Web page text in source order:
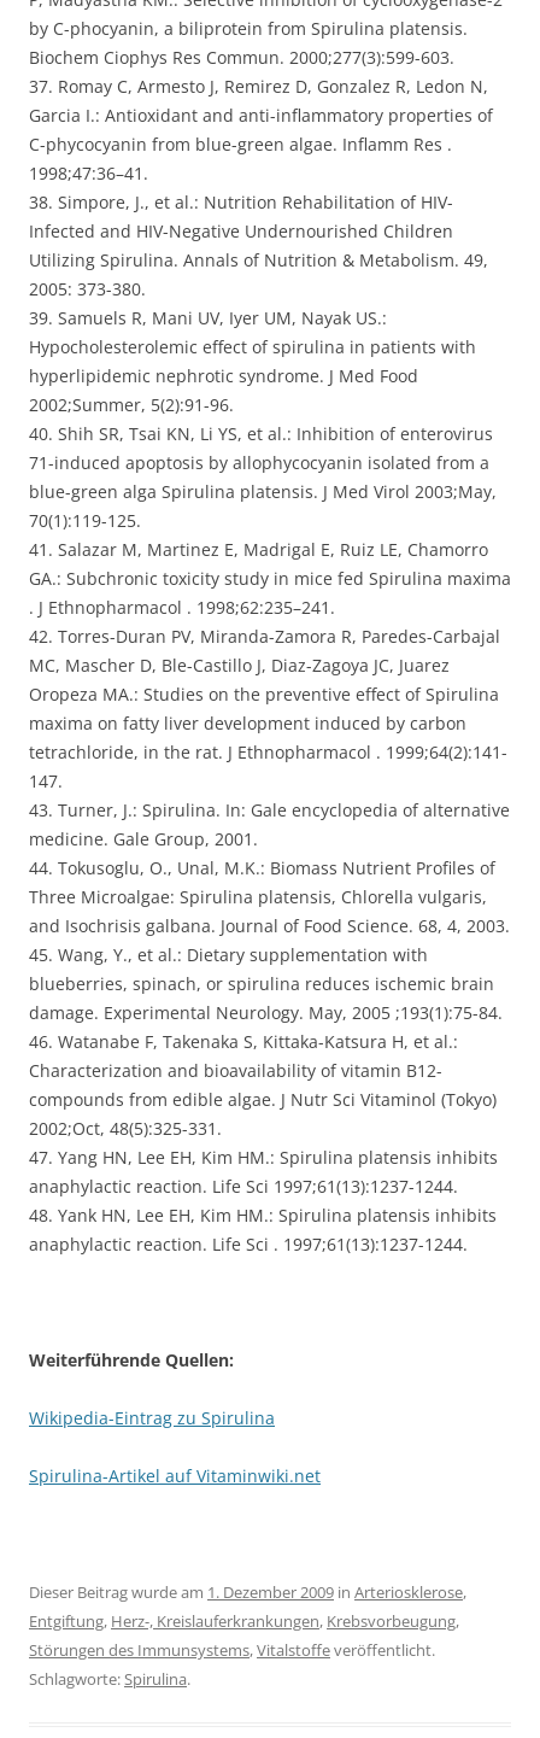
by C-phocyanin, a biliprotein from Spirulina platensis.
Biochem Ciophys Res Commun. 2000;277(3):599-603.
37. Romay C, Armesto J, Remirez D, Gonzalez R, Ledon N,
Garcia I.: Antioxidant and anti-inflammatory properties of
C-phycocyanin from blue-green algae. Inflamm Res .
1998;47:36–41.
38. Simpore, J., et al.: Nutrition Rehabilitation of HIV-
Infected and HIV-Negative Undernourished Children
Utilizing Spirulina. Annals of Nutrition & Metabolism. 49,
2005: 373-380.
39. Samuels R, Mani UV, Iyer UM, Nayak US.:
Hypocholesterolemic effect of spirulina in patients with
hyperlipidemic nephrotic syndrome. J Med Food
2002;Summer, 5(2):91-96.
40. Shih SR, Tsai KN, Li YS, et al.: Inhibition of enterovirus
71-induced apoptosis by allophycocyanin isolated from a
blue-green alga Spirulina platensis. J Med Virol 2003;May,
70(1):119-125.
41. Salazar M, Martinez E, Madrigal E, Ruiz LE, Chamorro
GA.: Subchronic toxicity study in mice fed Spirulina maxima
. J Ethnopharmacol . 1998;62:235–241.
42. Torres-Duran PV, Miranda-Zamora R, Paredes-Carbajal
MC, Mascher D, Ble-Castillo J, Diaz-Zagoya JC, Juarez
Oropeza MA.: Studies on the preventive effect of Spirulina
maxima on fatty liver development induced by carbon
tetrachloride, in the rat. J Ethnopharmacol . 1999;64(2):141-
147.
43. Turner, J.: Spirulina. In: Gale encyclopedia of alternative
medicine. Gale Group, 2001.
44. Tokusoglu, O., Unal, M.K.: Biomass Nutrient Profiles of
Three Microalgae: Spirulina platensis, Chlorella vulgaris,
and Isochrisis galbana. Journal of Food Science. 68, 4, 2003.
45. Wang, Y., et al.: Dietary supplementation with
blueberries, spinach, or spirulina reduces ischemic brain
damage. Experimental Neurology. May, 2005 ;193(1):75-84.
46. Watanabe F, Takenaka S, Kittaka-Katsura H, et al.:
Characterization and bioavailability of vitamin B12-
compounds from edible algae. J Nutr Sci Vitaminol (Tokyo)
2002;Oct, 48(5):325-331.
47. Yang HN, Lee EH, Kim HM.: Spirulina platensis inhibits
anaphylactic reaction. Life Sci 1997;61(13):1237-1244.
48. Yank HN, Lee EH, Kim HM.: Spirulina platensis inhibits
anaphylactic reaction. Life Sci . 1997;61(13):1237-1244.
Weiterführende Quellen:
Wikipedia-Eintrag zu Spirulina
Spirulina-Artikel auf Vitaminwiki.net
Dieser Beitrag wurde am 1. Dezember 2009 in Arteriosklerose,
Entgiftung, Herz-, Kreislauferkrankungen, Krebsvorbeugung,
Störungen des Immunsystems,Vitalstoffeveröffentlicht.
Schlagworte:Spirulina.